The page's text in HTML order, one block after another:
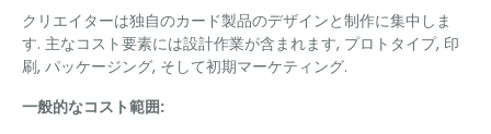
クリエイターは独自のカード製品のデザインと制作に集中しま
す. 主なコスト要素には設計作業が含まれます, プロトタイプ, 印
刷, パッケージング, そして初期マーケティング.
一般的なコスト範囲: